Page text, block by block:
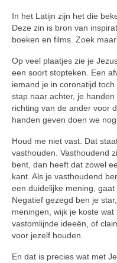
In het Latijn zijn het die
Deze zin is bron van
boeken en films. Zoek
Op veel plaatjes zie je
een soort stopteken. Een
iemand je in corona­tijd
stap naar achter, je
richting van de ander voor
handen geven doen we nog
Houd me niet vast. Dat
vast­houden. Vasthoudend
bent, dan heeft dat zowel
kant. Als je vasthoudend
een duidelijke mening,
Negatief gezegd ben je
meningen, wijk je koste
vastomlijnde idee­ën, of
voor jezelf houden.
En dat is precies wat met